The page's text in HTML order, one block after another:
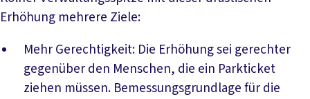
Erhöhung mehrere Ziele:
Mehr Gerechtigkeit: Die Erhöhung sei gerechter
gegenüber den Menschen, die ein Parkticket
ziehen müssen. Bemessungsgrundlage für die